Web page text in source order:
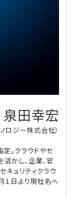
略
る指摘事項
泉田幸宏
ロジー株式会社）
。クラウドやセ
かし、企業、官
ュリティクラウ
１日より現社名へ